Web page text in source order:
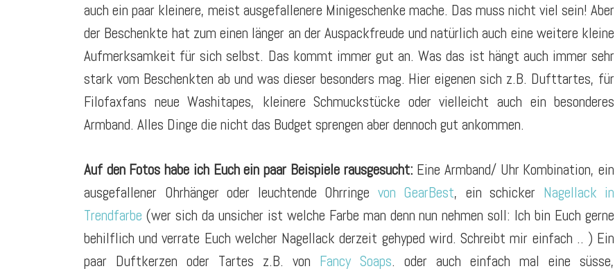
auch ein paar kleinere, meist ausgefallenere Minigeschenke mache. Das muss nicht viel sein! Aber
der Beschenkte hat zum einen länger an der Auspackfreude und natürlich auch eine weitere kleine
Aufmerksamkeit für sich selbst. Das kommt immer gut an. Was das ist hängt auch immer sehr
stark vom Beschenkten ab und was dieser besonders mag. Hier eigenen sich z.B. Dufttartes, für
Filofaxfans neue Washitapes, kleinere Schmuckstücke oder vielleicht auch ein besonderes
Armband. Alles Dinge die nicht das Budget sprengen aber dennoch gut ankommen.
Auf den Fotos habe ich Euch ein paar Beispiele rausgesucht: Eine Armband/ Uhr Kombination, ein
ausgefallener Ohrhänger oder leuchtende Ohrringe von GearBest, ein schicker Nagellack in
Trendfarbe (wer sich da unsicher ist welche Farbe man denn nun nehmen soll: Ich bin Euch gerne
behilflich und verrate Euch welcher Nagellack derzeit gehyped wird. Schreibt mir einfach .. ) Ein
paar Duftkerzen oder Tartes z.B. von Fancy Soaps. oder auch einfach mal eine süsse,